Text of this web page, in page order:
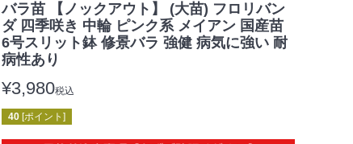
バラ苗 【ノックアウト】 (大苗) フロリバン
ダ 四季咲き 中輪 ピンク系 メイアン 国産苗
6号スリット鉢 修景バラ 強健 病気に強い 耐
病性あり
¥3,980税込
40 [ポイント]